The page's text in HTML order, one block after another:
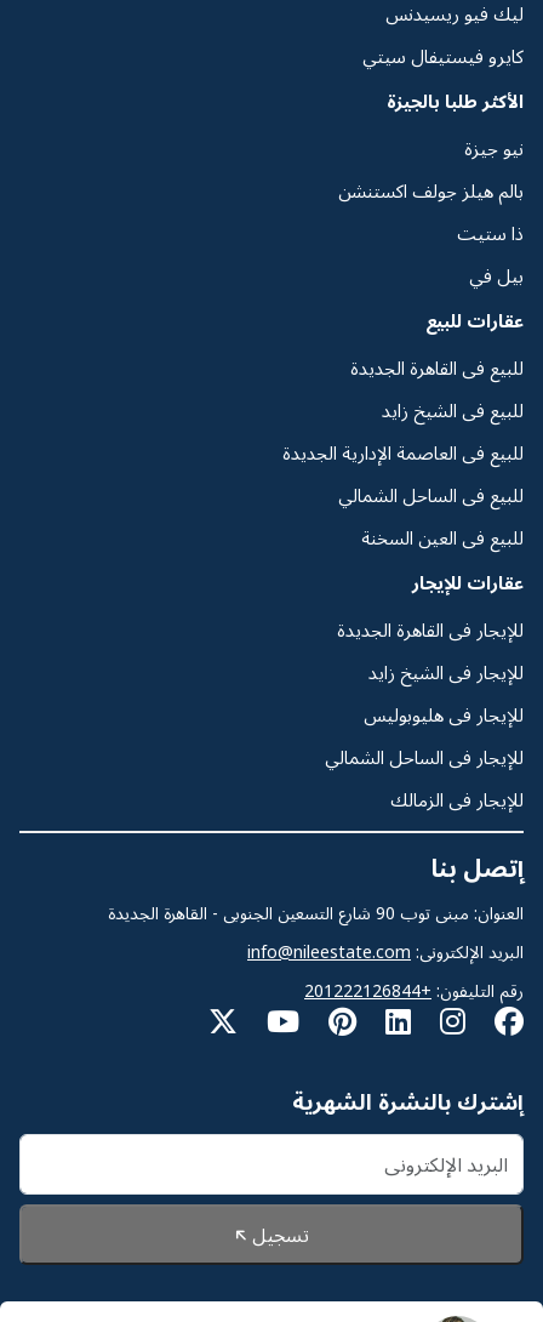
ليك فيو ريسيدنس
كايرو فيستيفال سيتي
الأكثر طلبا بالجيزة
نيو جيزة
بالم هيلز جولف اكستنشن
ذا ستيت
بيل في
عقارات للبيع
للبيع فى القاهرة الجديدة
للبيع فى الشيخ زايد
للبيع فى العاصمة الإدارية الجديدة
للبيع فى الساحل الشمالي
للبيع فى العين السخنة
عقارات للإيجار
للإيجار فى القاهرة الجديدة
للإيجار فى الشيخ زايد
للإيجار فى هليوبوليس
للإيجار فى الساحل الشمالي
للإيجار فى الزمالك
إتصل بنا
العنوان: مبنى توب 90 شارع التسعين الجنوبى - القاهرة الجديدة
البريد الإلكترونى: info@nileestate.com
رقم التليفون: +201222126844
إشترك بالنشرة الشهرية
تسجيل